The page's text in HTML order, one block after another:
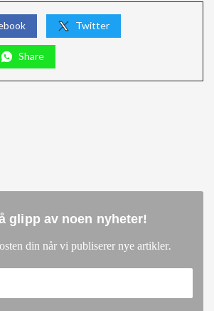
Twitter
Share
glipp av noen nyheter!
din når vi publiserer nye artikler.